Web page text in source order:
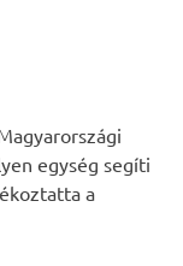
egység segíti
a